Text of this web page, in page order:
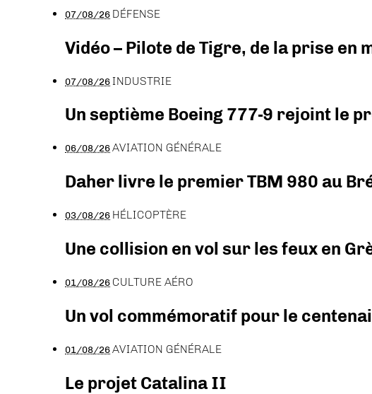
07/08/26 DÉFENSE
Vidéo – Pilote de Tigre, de la prise en
07/08/26INDUSTRIE
Un septième Boeing 777-9 rejoint le
06/08/26AVIATION GÉNÉRALE
Daher livre le premier TBM 980 au
03/08/26 HÉLICOPTÈRE
Une collision en vol sur les feux en
01/08/26 CULTURE AÉRO
Un vol commémoratif pour le
01/08/26AVIATION GÉNÉRALE
Le projet Catalina II